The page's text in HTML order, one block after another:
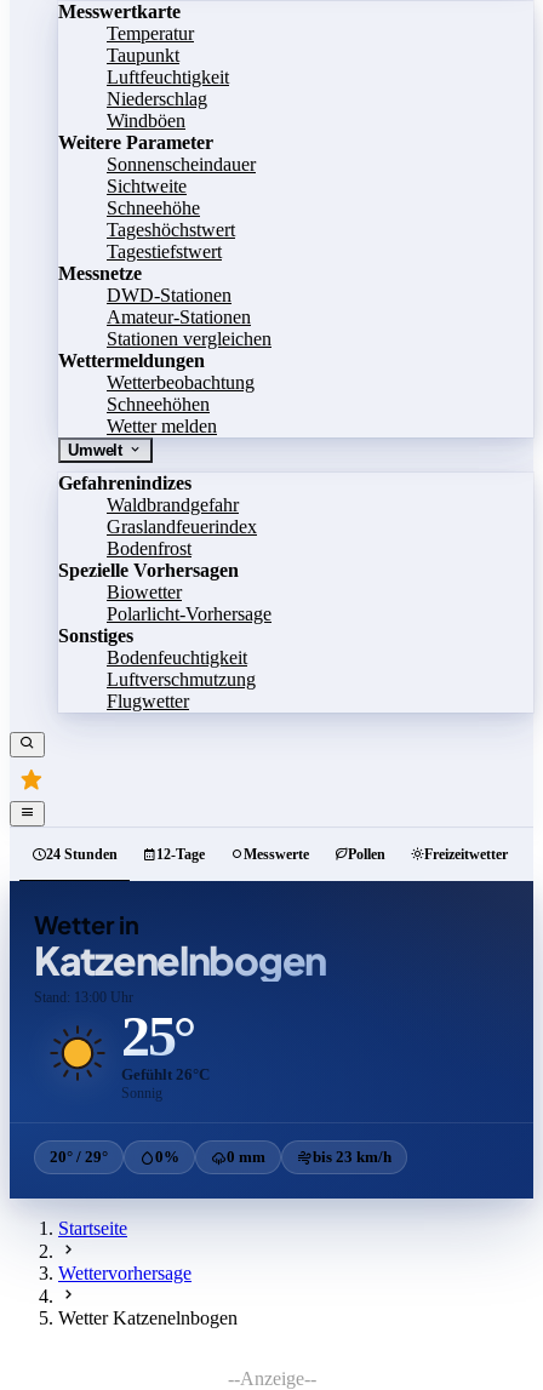
Messwertkarte
Temperatur
Taupunkt
Luftfeuchtigkeit
Niederschlag
Windböen
Weitere Parameter
Sonnenscheindauer
Sichtweite
Schneehöhe
Tageshöchstwert
Tagestiefstwert
Messnetze
DWD-Stationen
Amateur-Stationen
Stationen vergleichen
Wettermeldungen
Wetterbeobachtung
Schneehöhen
Wetter melden
Umwelt
Gefahrenindizes
Waldbrandgefahr
Graslandfeuerindex
Bodenfrost
Spezielle Vorhersagen
Biowetter
Polarlicht-Vorhersage
Sonstiges
Bodenfeuchtigkeit
Luftverschmutzung
Flugwetter
24 Stunden 12-Tage Messwerte Pollen Freizeitwetter
Wetter in
Katzenelnbogen
Stand: 13:00 Uhr
25°
Gefühlt 26°C
Sonnig
20° / 29° 0% 0 mm bis 23 km/h
Startseite
Wettervorhersage
Wetter Katzenelnbogen
--Anzeige--